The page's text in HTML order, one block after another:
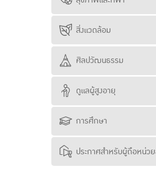
สิ่งแวดล้อม
ศิลปวัฒนธรรม
ดูแลผู้สูงอายุ
การศึกษา
ประกาศสำหรับผู้ถือหน่ว